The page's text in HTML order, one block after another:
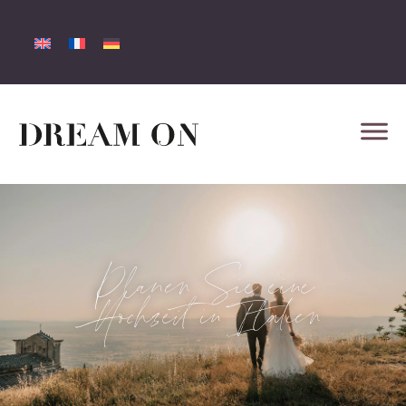
Planen Sie eine
Hochzeit in Italien